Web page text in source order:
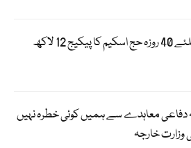
اگلے سال کیلئے 40 روزہ حج اسکیم کا پیکیج 12 لاکھ
معاہدے سے ہمیں کوئی خطرہ نہیں
وزارت خارجہ